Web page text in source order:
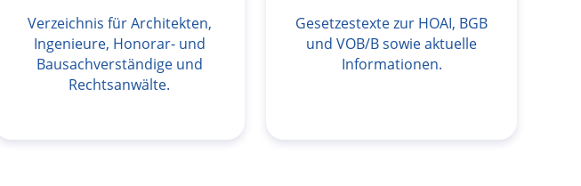
Verzeichnis für Architekten,
Ingenieure, Honorar- und
Bausachverständige und
Rechtsanwälte.
Gesetzestexte zur HOAI, BGB
und VOB/B sowie aktuelle
Informationen.